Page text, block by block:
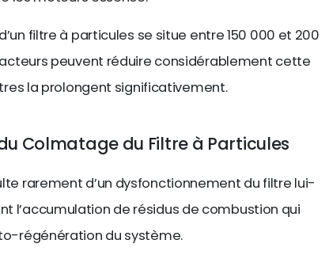
filtre à particules se situe entre 150 000 et 200
peuvent réduire considérablement cette
la prolongent significativement.
Colmatage du Filtre à Particules
rarement d’un dysfonctionnement du filtre lui-
l’accumulation de résidus de combustion qui
régénération du système.